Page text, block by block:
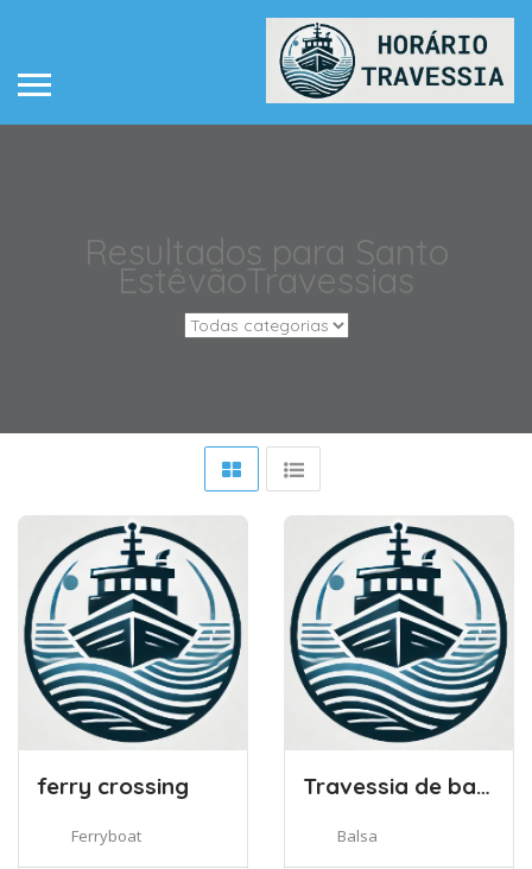
Resultados para Santo
EstêvãoTravessias
ferry crossing
Ferryboat
Travessia de balsa SE/CP
Balsa